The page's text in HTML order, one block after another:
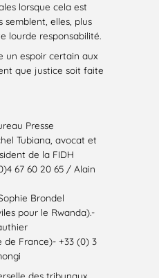
lorsque cela est
semblent, elles, plus
lourde responsabilité.
un espoir certain aux
que justice soit faite
Presse
Tubiana, avocat et
de la FIDH
67 60 20 65 / Alain
Brondel
pour le Rwanda).-
de France)- +33 (0) 3
des tribunaux